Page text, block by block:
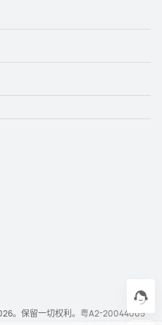
。保留一切权利。 粤A2-20044005